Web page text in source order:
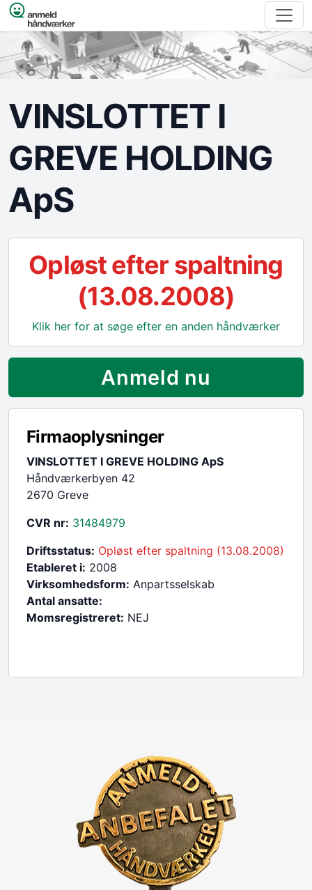
Spring til indhold
VINSLOTTET I
GREVE HOLDING
ApS
Opløst efter spaltning
(13.08.2008)
Klik her for at søge efter en anden håndværker
Anmeld nu
Firmaoplysninger
VINSLOTTET I GREVE HOLDING ApS
Håndværkerbyen 42
2670 Greve
CVR nr: 31484979
Driftsstatus: Opløst efter spaltning (13.08.2008)
Etableret i: 2008
Virksomhedsform: Anpartsselskab
Antal ansatte:
Momsregistreret: NEJ